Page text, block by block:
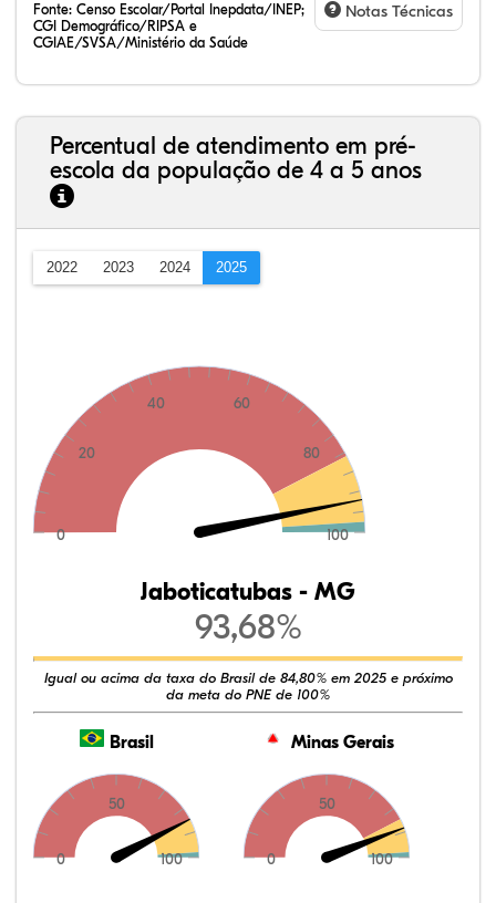
Fonte: Censo Escolar/Portal Inepdata/INEP;
CGI Demográfico/RIPSA e
CGIAE/SVSA/Ministério da Saúde
Notas Técnicas
Percentual de atendimento em pré-
escola da população de 4 a 5 anos
2022 2023 2024 2025
0
20
40 60
80
100
Jaboticatubas - MG
93,68%
Igual ou acima da taxa do Brasil de 84,80% em 2025 e próximo
da meta do PNE de 100%
Brasil
0
50
100
Minas Gerais
0
50
100